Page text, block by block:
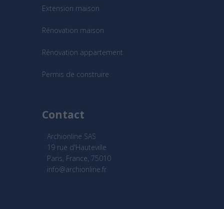
Extension maison
Rénovation maison
Rénovation appartement
Permis de construire
Contact
Archionline SAS
19 rue d'Hauteville
Paris, France, 75010
info@archionline.fr